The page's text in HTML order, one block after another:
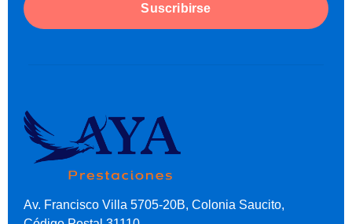
Suscribirse
Av. Francisco Villa 5705-20B, Colonia Saucito,